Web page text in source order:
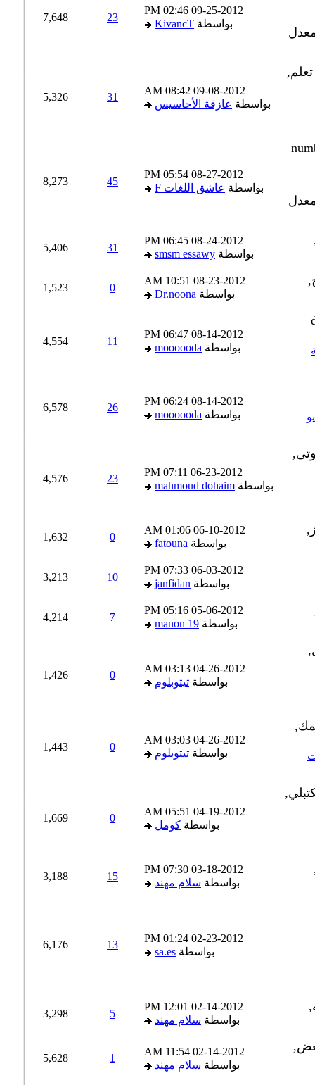
09-25-2012
02:46 PM
بواسطةKivancT
23
7,648
09-08-2012
08:42 AM
بواسطةعازفة الأحاسيس
31
5,326
08-27-2012
05:54 PM
بواسطةعاشق اللغات F
45
8,273
08-24-2012
06:45 PM
بواسطةsmsm essawy
31
5,406
08-23-2012
10:51 AM
بواسطةDr.noona
1,523
08-14-2012
06:47 PM
بواسطةmoooooda
11
4,554
08-14-2012
06:24 PM
بواسطةmoooooda
26
6,578
06-23-2012
07:11 PM
بواسطةmahmoud dohaim
23
4,576
06-10-2012
01:06 AM
بواسطةfatouna
1,632
06-03-2012
07:33 PM
بواسطةjanfidan
10
3,213
05-06-2012
05:16 PM
بواسطةmanon 19
4,214
04-26-2012
03:13 AM
بواسطةتيتوبلوم
1,426
04-26-2012
03:03 AM
بواسطةتيتوبلوم
1,443
04-19-2012
05:51 AM
بواسطةكومل
1,669
03-18-2012
07:30 PM
بواسطةسلام مهند
15
3,188
02-23-2012
01:24 PM
بواسطةsa.es
13
6,176
02-14-2012
12:01 PM
بواسطةسلام مهند
3,298
02-14-2012
11:54 AM
بواسطةسلام مهند
5,628